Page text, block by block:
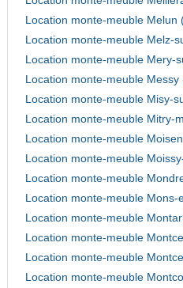
Location monte-meuble Melun
Location monte-meuble Melz-
Location monte-meuble Mery-
Location monte-meuble Messy
Location monte-meuble Misy-
Location monte-meuble Mitry-
Location monte-meuble
Location monte-meuble
Location monte-meuble
Location monte-meuble Mons-
Location monte-meuble
Location monte-meuble
Location monte-meuble
Location monte-meuble